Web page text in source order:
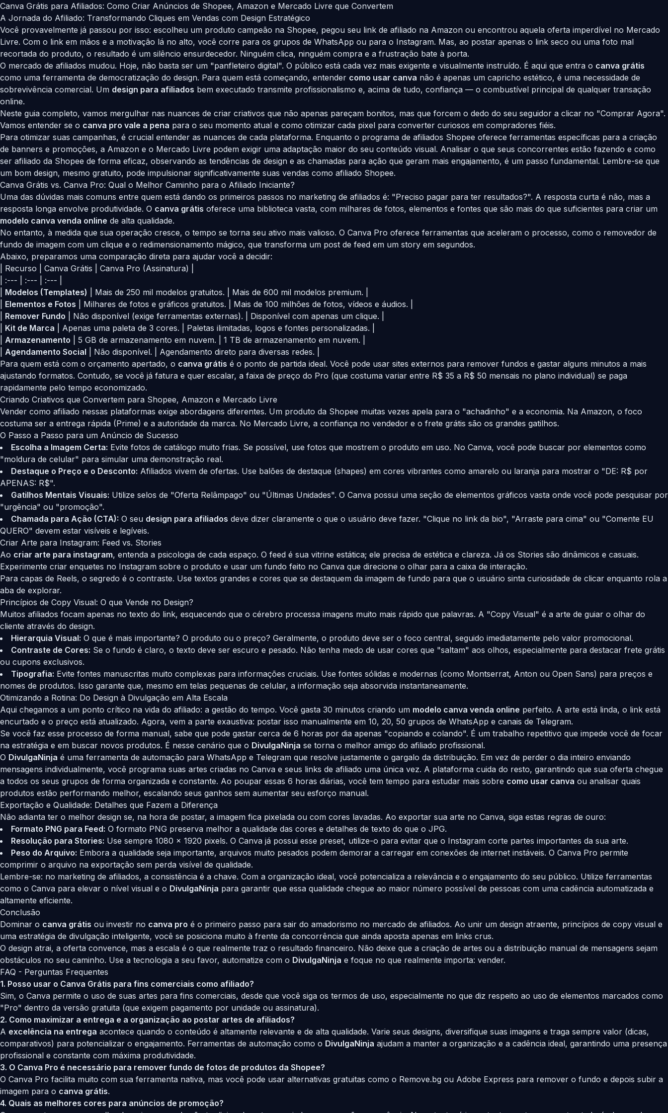
Canva Grátis para Afiliados: Como Criar Anúncios de Shopee, Amazon e Mercado Livre que Convertem
A Jornada do Afiliado: Transformando Cliques em Vendas com Design Estratégico
Você provavelmente já passou por isso: escolheu um produto campeão na Shopee, pegou seu link de afiliado na Amazon ou encontrou aquela oferta imperdível no Mercado
Livre. Com o link em mãos e a motivação lá no alto, você corre para os grupos de WhatsApp ou para o Instagram. Mas, ao postar apenas o link seco ou uma foto mal
recortada do produto, o resultado é um silêncio ensurdecedor. Ninguém clica, ninguém compra e a frustração bate à porta.
O mercado de afiliados mudou. Hoje, não basta ser um "panfleteiro digital". O público está cada vez mais exigente e visualmente instruído. É aqui que entra o canva grátis
como uma ferramenta de democratização do design. Para quem está começando, entender como usar canva não é apenas um capricho estético, é uma necessidade de
sobrevivência comercial. Um design para afiliados bem executado transmite profissionalismo e, acima de tudo, confiança — o combustível principal de qualquer transação
online.
Neste guia completo, vamos mergulhar nas nuances de criar criativos que não apenas pareçam bonitos, mas que forcem o dedo do seu seguidor a clicar no "Comprar Agora".
Vamos entender se o canva pro vale a pena para o seu momento atual e como otimizar cada pixel para converter curiosos em compradores fiéis.
Para otimizar suas campanhas, é crucial entender as nuances de cada plataforma. Enquanto o programa de afiliados Shopee oferece ferramentas específicas para a criação
de banners e promoções, a Amazon e o Mercado Livre podem exigir uma adaptação maior do seu conteúdo visual. Analisar o que seus concorrentes estão fazendo e como
ser afiliado da Shopee de forma eficaz, observando as tendências de design e as chamadas para ação que geram mais engajamento, é um passo fundamental. Lembre-se que
um bom design, mesmo gratuito, pode impulsionar significativamente suas vendas como afiliado Shopee.
Canva Grátis vs. Canva Pro: Qual o Melhor Caminho para o Afiliado Iniciante?
Uma das dúvidas mais comuns entre quem está dando os primeiros passos no marketing de afiliados é: "Preciso pagar para ter resultados?". A resposta curta é não, mas a
resposta longa envolve produtividade. O canva grátis oferece uma biblioteca vasta, com milhares de fotos, elementos e fontes que são mais do que suficientes para criar um
modelo canva venda online de alta qualidade.
No entanto, à medida que sua operação cresce, o tempo se torna seu ativo mais valioso. O Canva Pro oferece ferramentas que aceleram o processo, como o removedor de
fundo de imagem com um clique e o redimensionamento mágico, que transforma um post de feed em um story em segundos.
Abaixo, preparamos uma comparação direta para ajudar você a decidir:
| Recurso | Canva Grátis | Canva Pro (Assinatura) |
| :--- | :--- | :--- |
Modelos (Templates) | Mais de 250 mil modelos gratuitos. | Mais de 600 mil modelos premium. |
Elementos e Fotos | Milhares de fotos e gráficos gratuitos. | Mais de 100 milhões de fotos, vídeos e áudios. |
Remover Fundo | Não disponível (exige ferramentas externas). | Disponível com apenas um clique. |
Kit de Marca | Apenas uma paleta de 3 cores. | Paletas ilimitadas, logos e fontes personalizadas. |
Armazenamento | 5 GB de armazenamento em nuvem. | 1 TB de armazenamento em nuvem. |
Agendamento Social | Não disponível. | Agendamento direto para diversas redes. |
Para quem está com o orçamento apertado, o canva grátis é o ponto de partida ideal. Você pode usar sites externos para remover fundos e gastar alguns minutos a mais
ajustando formatos. Contudo, se você já fatura e quer escalar, a faixa de preço do Pro (que costuma variar entre R$ 35 a R$ 50 mensais no plano individual) se paga
rapidamente pelo tempo economizado.
Criando Criativos que Convertem para Shopee, Amazon e Mercado Livre
Vender como afiliado nessas plataformas exige abordagens diferentes. Um produto da Shopee muitas vezes apela para o "achadinho" e a economia. Na Amazon, o foco
costuma ser a entrega rápida (Prime) e a autoridade da marca. No Mercado Livre, a confiança no vendedor e o frete grátis são os grandes gatilhos.
O Passo a Passo para um Anúncio de Sucesso
Escolha a Imagem Certa: Evite fotos de catálogo muito frias. Se possível, use fotos que mostrem o produto em uso. No Canva, você pode buscar por elementos como
"moldura de celular" para simular uma demonstração real.
Destaque o Preço e o Desconto: Afiliados vivem de ofertas. Use balões de destaque (shapes) em cores vibrantes como amarelo ou laranja para mostrar o "DE: R$ por
APENAS: R$".
Gatilhos Mentais Visuais: Utilize selos de "Oferta Relâmpago" ou "Últimas Unidades". O Canva possui uma seção de elementos gráficos vasta onde você pode pesquisar por
"urgência" ou "promoção".
Chamada para Ação (CTA): O seu design para afiliados deve dizer claramente o que o usuário deve fazer. "Clique no link da bio", "Arraste para cima" ou "Comente EU
QUERO" devem estar visíveis e legíveis.
Criar Arte para Instagram: Feed vs. Stories
Ao criar arte para instagram, entenda a psicologia de cada espaço. O feed é sua vitrine estática; ele precisa de estética e clareza. Já os Stories são dinâmicos e casuais.
Experimente criar enquetes no Instagram sobre o produto e usar um fundo feito no Canva que direcione o olhar para a caixa de interação.
Para capas de Reels, o segredo é o contraste. Use textos grandes e cores que se destaquem da imagem de fundo para que o usuário sinta curiosidade de clicar enquanto rola a
aba de explorar.
Princípios de Copy Visual: O que Vende no Design?
Muitos afiliados focam apenas no texto do link, esquecendo que o cérebro processa imagens muito mais rápido que palavras. A "Copy Visual" é a arte de guiar o olhar do
cliente através do design.
Hierarquia Visual: O que é mais importante? O produto ou o preço? Geralmente, o produto deve ser o foco central, seguido imediatamente pelo valor promocional.
Contraste de Cores: Se o fundo é claro, o texto deve ser escuro e pesado. Não tenha medo de usar cores que "saltam" aos olhos, especialmente para destacar frete grátis
ou cupons exclusivos.
Tipografia: Evite fontes manuscritas muito complexas para informações cruciais. Use fontes sólidas e modernas (como Montserrat, Anton ou Open Sans) para preços e
nomes de produtos. Isso garante que, mesmo em telas pequenas de celular, a informação seja absorvida instantaneamente.
Otimizando a Rotina: Do Design à Divulgação em Alta Escala
Aqui chegamos a um ponto crítico na vida do afiliado: a gestão do tempo. Você gasta 30 minutos criando um modelo canva venda online perfeito. A arte está linda, o link está
encurtado e o preço está atualizado. Agora, vem a parte exaustiva: postar isso manualmente em 10, 20, 50 grupos de WhatsApp e canais de Telegram.
Se você faz esse processo de forma manual, sabe que pode gastar cerca de 6 horas por dia apenas "copiando e colando". É um trabalho repetitivo que impede você de focar
na estratégia e em buscar novos produtos. É nesse cenário que o DivulgaNinja se torna o melhor amigo do afiliado profissional.
O DivulgaNinja é uma ferramenta de automação para WhatsApp e Telegram que resolve justamente o gargalo da distribuição. Em vez de perder o dia inteiro enviando
mensagens individualmente, você programa suas artes criadas no Canva e seus links de afiliado uma única vez. A plataforma cuida do resto, garantindo que sua oferta chegue
a todos os seus grupos de forma organizada e constante. Ao poupar essas 6 horas diárias, você tem tempo para estudar mais sobre como usar canva ou analisar quais
produtos estão performando melhor, escalando seus ganhos sem aumentar seu esforço manual.
Exportação e Qualidade: Detalhes que Fazem a Diferença
Não adianta ter o melhor design se, na hora de postar, a imagem fica pixelada ou com cores lavadas. Ao exportar sua arte no Canva, siga estas regras de ouro:
Formato PNG para Feed: O formato PNG preserva melhor a qualidade das cores e detalhes de texto do que o JPG.
Resolução para Stories: Use sempre 1080 x 1920 pixels. O Canva já possui esse preset, utilize-o para evitar que o Instagram corte partes importantes da sua arte.
Peso do Arquivo: Embora a qualidade seja importante, arquivos muito pesados podem demorar a carregar em conexões de internet instáveis. O Canva Pro permite
comprimir o arquivo na exportação sem perda visível de qualidade.
Lembre-se: no marketing de afiliados, a consistência é a chave. Com a organização ideal, você potencializa a relevância e o engajamento do seu público. Utilize ferramentas
como o Canva para elevar o nível visual e o DivulgaNinja para garantir que essa qualidade chegue ao maior número possível de pessoas com uma cadência automatizada e
altamente eficiente.
Conclusão
Dominar o canva grátis ou investir no canva pro é o primeiro passo para sair do amadorismo no mercado de afiliados. Ao unir um design atraente, princípios de copy visual e
uma estratégia de divulgação inteligente, você se posiciona muito à frente da concorrência que ainda aposta apenas em links crus.
O design atrai, a oferta convence, mas a escala é o que realmente traz o resultado financeiro. Não deixe que a criação de artes ou a distribuição manual de mensagens sejam
obstáculos no seu caminho. Use a tecnologia a seu favor, automatize com o DivulgaNinja e foque no que realmente importa: vender.
FAQ - Perguntas Frequentes
1. Posso usar o Canva Grátis para fins comerciais como afiliado?
Sim, o Canva permite o uso de suas artes para fins comerciais, desde que você siga os termos de uso, especialmente no que diz respeito ao uso de elementos marcados como
"Pro" dentro da versão gratuita (que exigem pagamento por unidade ou assinatura).
2. Como maximizar a entrega e a organização ao postar artes de afiliados?
A excelência na entrega acontece quando o conteúdo é altamente relevante e de alta qualidade. Varie seus designs, diversifique suas imagens e traga sempre valor (dicas,
comparativos) para potencializar o engajamento. Ferramentas de automação como o DivulgaNinja ajudam a manter a organização e a cadência ideal, garantindo uma presença
profissional e constante com máxima produtividade.
3. O Canva Pro é necessário para remover fundo de fotos de produtos da Shopee?
O Canva Pro facilita muito com sua ferramenta nativa, mas você pode usar alternativas gratuitas como o Remove.bg ou Adobe Express para remover o fundo e depois subir a
imagem para o canva grátis.
4. Quais as melhores cores para anúncios de promoção?